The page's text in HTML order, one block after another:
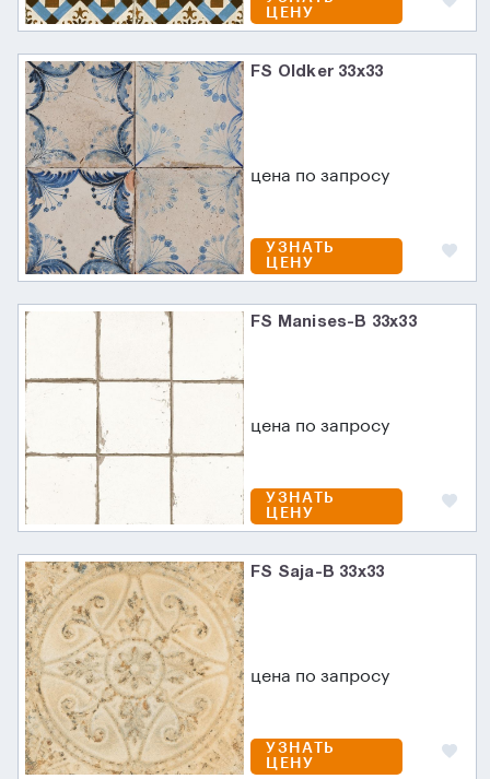
ЦЕНУ
FS Oldker 33x33
цена по запросу
УЗНАТЬ
ЦЕНУ
FS Manises-B 33x33
цена по запросу
УЗНАТЬ
ЦЕНУ
FS Saja-B 33x33
цена по запросу
УЗНАТЬ
ЦЕНУ